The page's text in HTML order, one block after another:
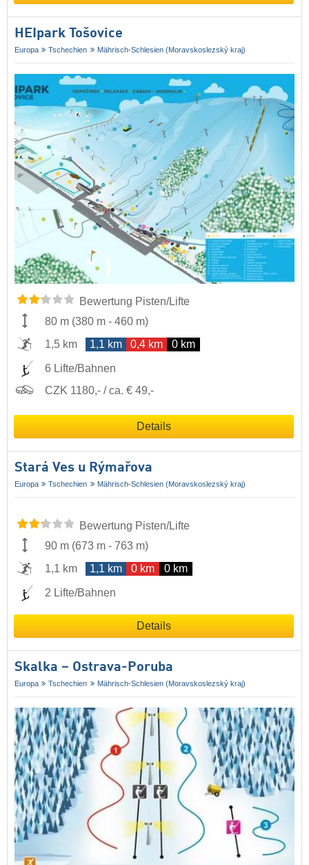
HEIpark Tošovice
Europa Tschechien Mährisch-Schlesien (Moravskoslezský kraj)
Bewertung Pisten/Lifte
80 m (380 m - 460 m)
1,5 km
1,1 km 0,4 km 0 km
6 Lifte/Bahnen
CZK 1180,- / ca. € 49,-
Details
Stará Ves u Rýmařova
Europa Tschechien Mährisch-Schlesien (Moravskoslezský kraj)
Bewertung Pisten/Lifte
90 m (673 m - 763 m)
1,1 km
1,1 km 0 km 0 km
2 Lifte/Bahnen
Details
Skalka – Ostrava-Poruba
Europa Tschechien Mährisch-Schlesien (Moravskoslezský kraj)